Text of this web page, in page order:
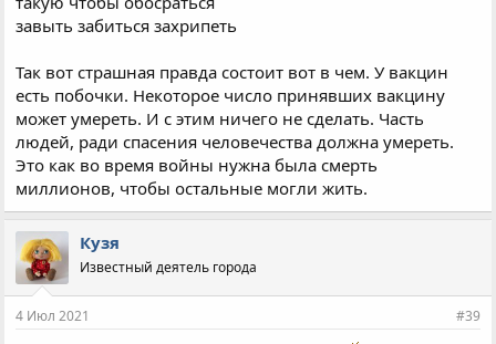
завыть забиться захрипеть
Так вот страшная правда состоит вот в чем. У вакцин
есть побочки. Некоторое число принявших вакцину
может умереть. И с этим ничего не сделать. Часть
людей, ради спасения человечества должна умереть.
Это как во время войны нужна была смерть
миллионов, чтобы остальные могли жить.
Кузя
Известный деятель города
4 Июл 2021 #39